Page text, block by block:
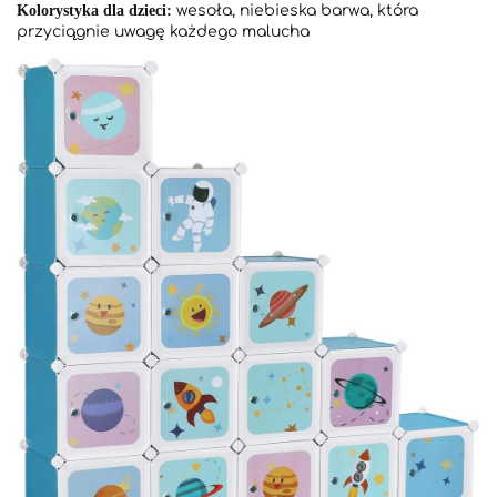
Kolorystyka dla dzieci: wesoła, niebieska barwa, która
przyciągnie uwagę każdego malucha